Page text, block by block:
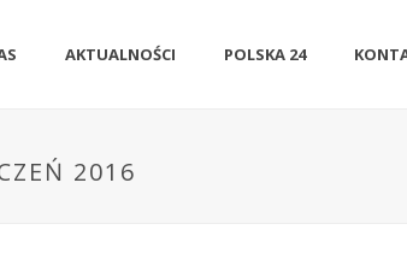
AKTUALNOŚCI POLSKA 24
2016